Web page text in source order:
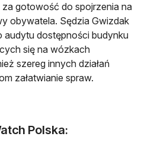
gotowość do spojrzenia na
obywatela. Sędzia Gwizdak
audytu dostępności budynku
się na wózkach
szereg innych działań
załatwianie spraw.
Polska: